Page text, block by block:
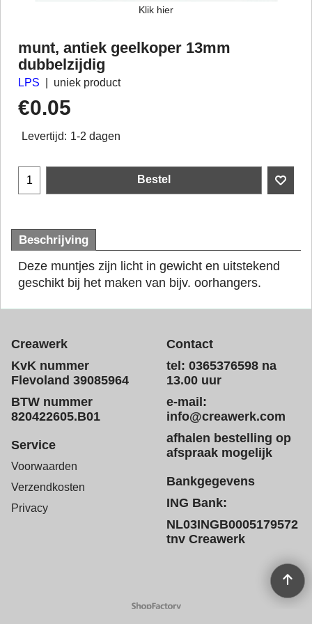
Klik hier
munt, antiek geelkoper 13mm
dubbelzijdig
LPS uniek product
€0.05
Levertijd: 1-2 dagen
Bestel
Beschrijving
Deze muntjes zijn licht in gewicht en uitstekend
geschikt bij het maken van bijv. oorhangers.
Creawerk
KvK nummer
Flevoland 39085964
BTW nummer
820422605.B01
Contact
tel: 0365376598 na
13.00 uur
e-mail:
info@creawerk.com
afhalen bestelling op
afspraak mogelijk
Service
Voorwaarden
Verzendkosten
Privacy
Bankgegevens
ING Bank:
NL03INGB0005179572
tnv Creawerk
Webwinkel gemaakt met